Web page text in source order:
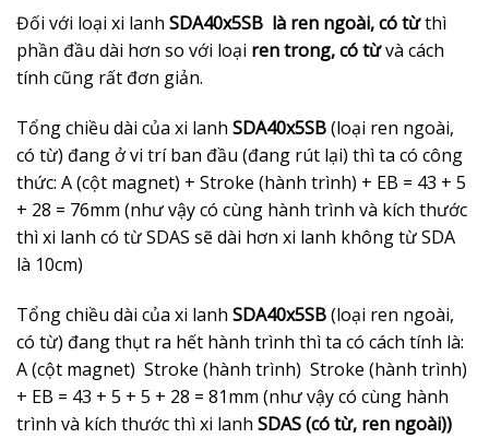
Đối với loại xi lanh SDA40x5SB là ren ngoài, có từthì
phần đầu dài hơn so với loại ren trong, có từvà cách
tính cũng rất đơn giản.
Tổng chiều dài của xi lanh SDA40x5SB(loại ren ngoài,
có từ) đang ở vi trí ban đầu (đang rút lại) thì ta có công
thức: A (cột magnet) + Stroke (hành trình) + EB = 43 + 5
+ 28 = 76mm (như vậy có cùng hành trình và kích thước
thì xi lanh có từ SDAS sẽ dài hơn xi lanh không từ SDA
là 10cm)
Tổng chiều dài của xi lanh SDA40x5SB(loại ren ngoài,
có từ) đang thụt ra hết hành trình thì ta có cách tính là:
A (cột magnet) Stroke (hành trình) Stroke (hành trình)
+ EB = 43 + 5 + 5 + 28 = 81mm (như vậy có cùng hành
trình và kích thước thì xi lanh SDAS (có từ, ren ngoài))